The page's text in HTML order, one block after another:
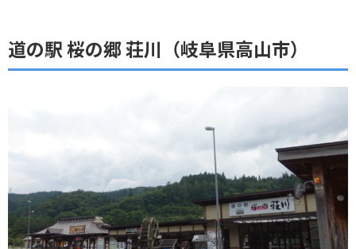
道の駅 桜の郷 荘川（岐阜県高山市）